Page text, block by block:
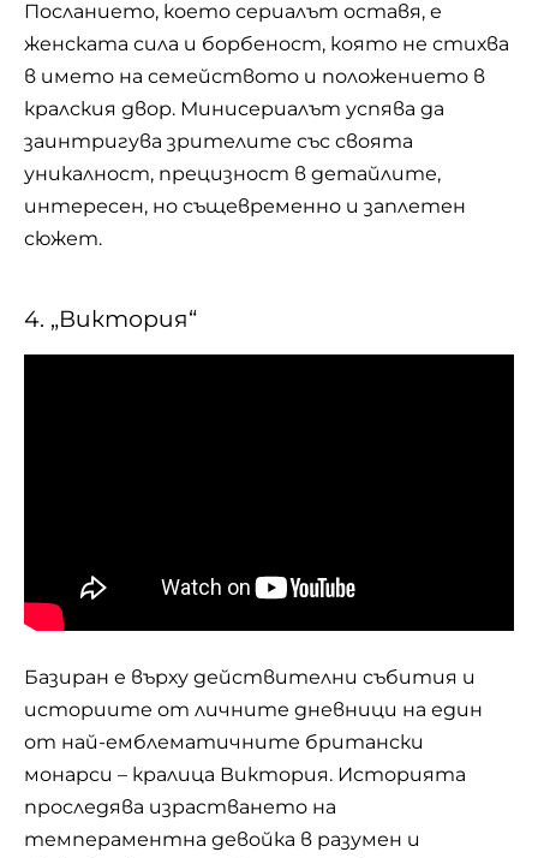
Посланието, което сериалът оставя, е
женската сила и борбеност, която не стихва
в името на семейството и положението в
кралския двор. Минисериалът успява да
заинтригува зрителите със своята
уникалност, прецизност в детайлите,
интересен, но същевременно и заплетен
сюжет.
4. „Виктория“
Базиран е върху действителни събития и
историите от личните дневници на един
от най-емблематичните британски
монарси – кралица Виктория. Историята
проследява израстването на
темпераментна девойка в разумен и